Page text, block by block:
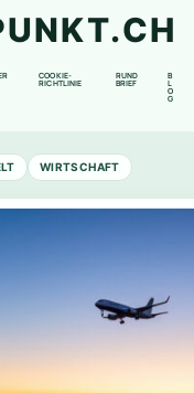
COOKIE-
RICHTLINIE
RUND
BRIEF
B
L
O
G
WIRTSCHAFT